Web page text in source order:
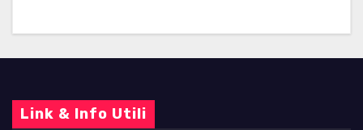
Link & Info Utili